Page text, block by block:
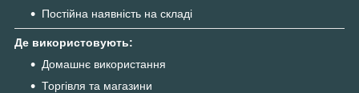
Постійна наявність на складі
Де використовують:
Домашнє використання
Торгівля та магазини